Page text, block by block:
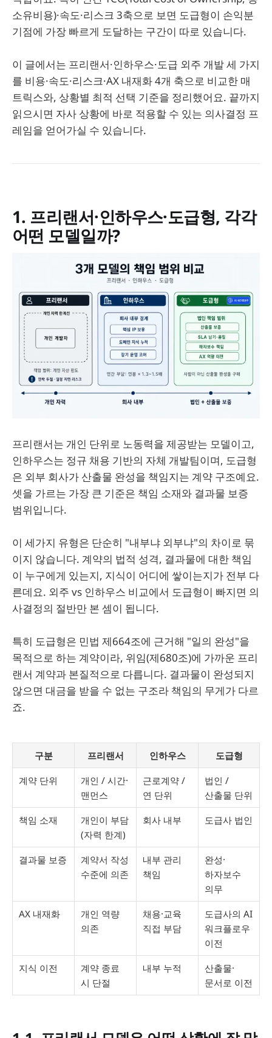
소유비용)·속도·리스크 3축으로 보면 도급형이 손익분
기점에 가장 빠르게 도달하는 구간이 따로 있습니다.
이 글에서는 프리랜서·인하우스·도급 외주 개발 세 가지
를 비용·속도·리스크·AX 내재화 4개 축으로 비교한 매
트릭스와, 상황별 최적 선택 기준을 정리했어요. 끝까지
읽으시면 자사 상황에 바로 적용할 수 있는 의사결정 프
레임을 얻어가실 수 있습니다.​
1. 프리랜서·인하우스·도급형, 각각
어떤 모델일까?
프리랜서는 개인 단위로 노동력을 제공받는 모델이고,
인하우스는 정규 채용 기반의 자체 개발팀이며, 도급형
은 외부 회사가 산출물 완성을 책임지는 계약 구조예요.
셋을 가르는 가장 큰 기준은 책임 소재와 결과물 보증
범위입니다.
이 세가지 유형은 단순히 "내부냐 외부냐"의 차이로 묶
이지 않습니다. 계약의 법적 성격, 결과물에 대한 책임
이 누구에게 있는지, 지식이 어디에 쌓이는지가 전부 다
른데요. 외주 vs 인하우스 비교에서 도급형이 빠지면 의
사결정의 절반만 본 셈이 됩니다.
특히 도급형은 민법 제664조에 근거해 "일의 완성"을
목적으로 하는 계약이라, 위임(제680조)에 가까운 프리
랜서 계약과 본질적으로 다릅니다. 결과물이 완성되지
않으면 대금을 받을 수 없는 구조라 책임의 무게가 다르
죠.
구분 프리랜서 인하우스 도급형
계약 단위
개인 / 시간·
맨먼스
근로계약 /
연 단위
법인 /
산출물 단위
책임 소재
개인이 부담
(자력 한계)
회사 내부 도급사 법인
결과물 보증
계약서 작성
수준에 의존
내부 관리
책임
완성·
하자보수
의무
AX 내재화
개인 역량
의존
채용·교육
직접 부담
도급사의 AI
워크플로우
이전
지식 이전
계약 종료
시 단절
내부 누적
산출물·
문서로 이전